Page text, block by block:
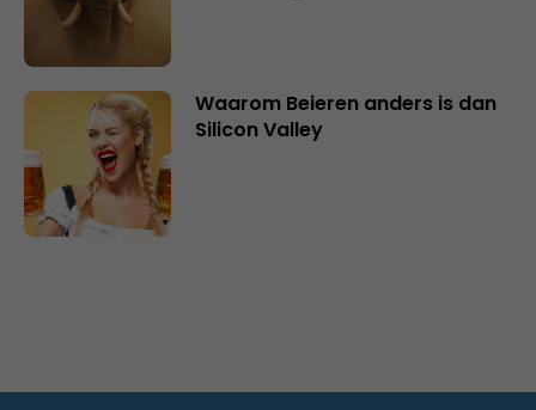
Waarom Beieren anders is dan
Silicon Valley